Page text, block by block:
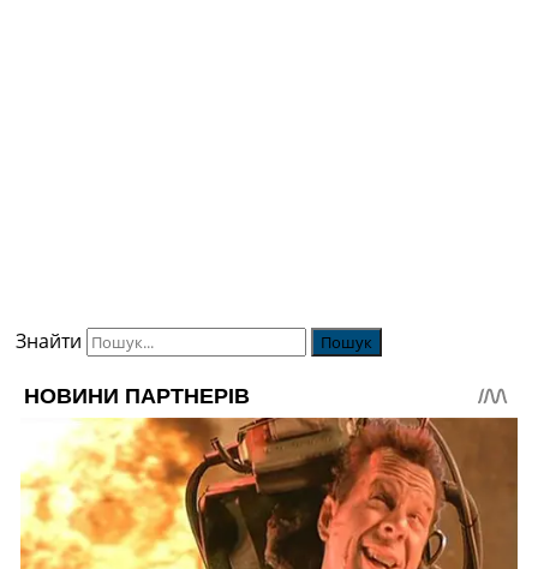
Знайти